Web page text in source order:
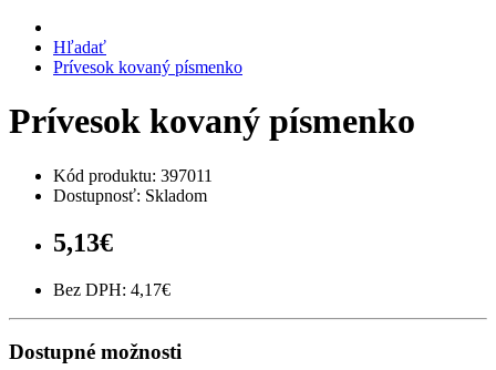
Hľadať
Prívesok kovaný písmenko
Prívesok kovaný písmenko
Kód produktu: 397011
Dostupnosť: Skladom
5,13€
Bez DPH: 4,17€
Dostupné možnosti